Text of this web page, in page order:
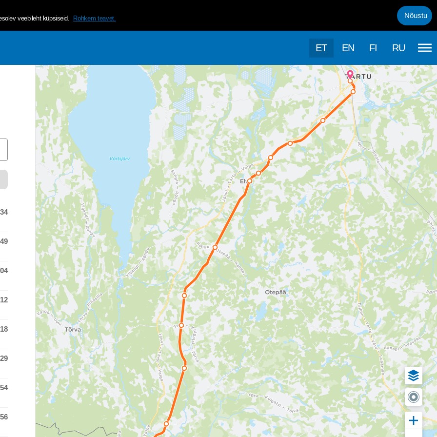
arial, sans-serif;">Tagamaks lehe mugavama ja isikup&auml;rasema kasutamise, kasutab k&auml;esolev veebileht
veebileht küpsiseid. Rohkem teavet. Nõustu
ET EN FI RU
time was at
time was at
time was at
time was at
time was at
time was at
time was at
time was at